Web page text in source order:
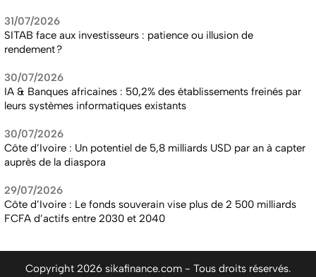
31/07/2026
SITAB face aux investisseurs : patience ou illusion de
rendement ?
30/07/2026
IA & Banques africaines : 50,2% des établissements freinés par
leurs systèmes informatiques existants
30/07/2026
Côte d’Ivoire : Un potentiel de 5,8 milliards USD par an à capter
auprès de la diaspora
29/07/2026
Côte d’Ivoire : Le fonds souverain vise plus de 2 500 milliards
FCFA d’actifs entre 2030 et 2040
Copyright 2026 sikafinance.com - Tous droits réservés.